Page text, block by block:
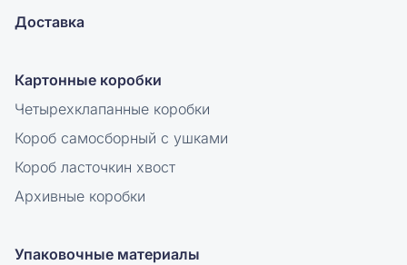
Доставка
Картонные коробки
Четырехклапанные коробки
Короб самосборный с ушками
Короб ласточкин хвост
Архивные коробки
Упаковочные материалы